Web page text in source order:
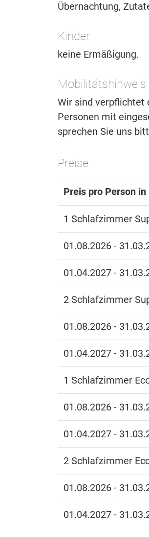
Übernachtung,
Kinder
keine Ermäßigung.
Mobilitätshinweis
Wir sind verpflichtet
Personen mit
sprechen Sie uns
Preise
Preis pro Person
1 Schlafzimmer
01.08.2026 -
01.04.2027 -
2 Schlafzimmer
01.08.2026 -
01.04.2027 -
1 Schlafzimmer
01.08.2026 -
01.04.2027 -
2 Schlafzimmer
01.08.2026 -
01.04.2027 -